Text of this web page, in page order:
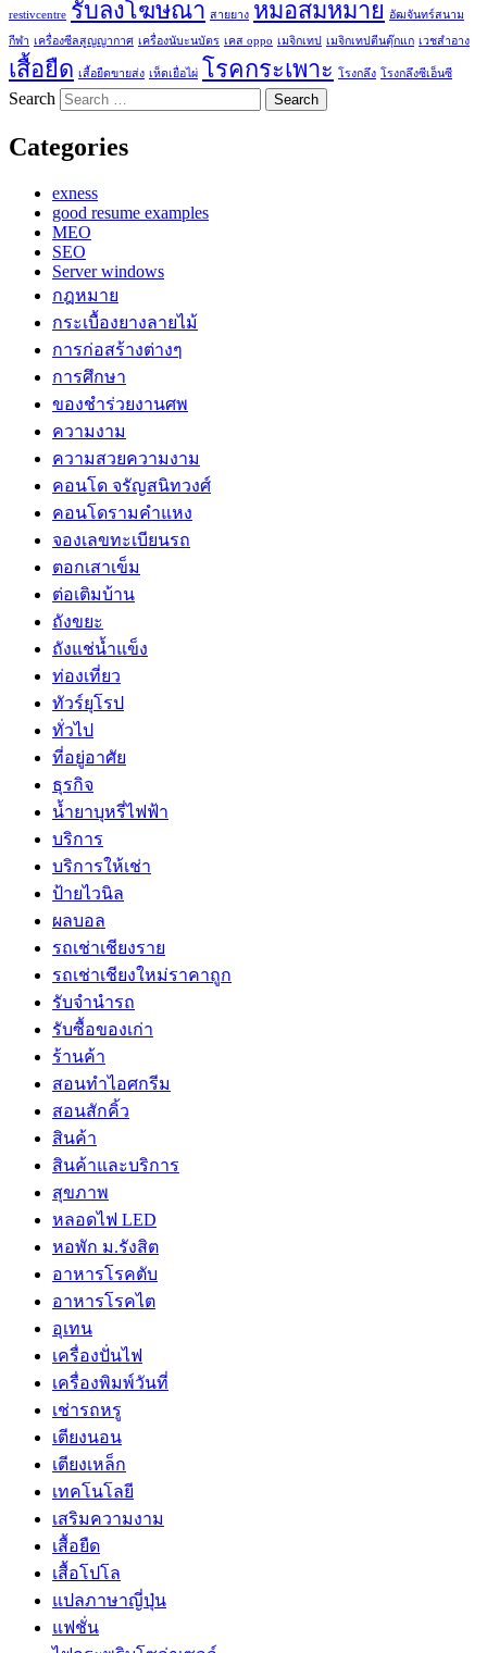
restivcentre รับลงโฆษณา สายยาง หมอสมหมาย อัฒจันทร์สนาม
กีฬา เครื่องซีลสูญญากาศ เครื่องนับะนบัตร เคส oppo เมจิกเทป เมจิกเทปตีนตุ๊กแก เวชสำอาง
เสื้อยืด เสื้อยืดขายส่ง เห็ดเยื่อไผ่ โรคกระเพาะ โรงกลึง โรงกลึงซีเอ็นซี
Search
Categories
exness
good resume examples
MEO
SEO
Server windows
กฎหมาย
กระเบื้องยางลายไม้
การก่อสร้างต่างๆ
การศึกษา
ของชำร่วยงานศพ
ความงาม
ความสวยความงาม
คอนโด จรัญสนิทวงศ์
คอนโดรามคำแหง
จองเลขทะเบียนรถ
ตอกเสาเข็ม
ต่อเติมบ้าน
ถังขยะ
ถังแช่น้ำแข็ง
ท่องเที่ยว
ทัวร์ยุโรป
ทั่วไป
ที่อยู่อาศัย
ธุรกิจ
น้ำยาบุหรี่ไฟฟ้า
บริการ
บริการให้เช่า
ป้ายไวนิล
ผลบอล
รถเช่าเชียงราย
รถเช่าเชียงใหม่ราคาถูก
รับจำนำรถ
รับซื้อของเก่า
ร้านค้า
สอนทำไอศกรีม
สอนสักคิ้ว
สินค้า
สินค้าและบริการ
สุขภาพ
หลอดไฟ LED
หอพัก ม.รังสิต
อาหารโรคตับ
อาหารโรคไต
อุเทน
เครื่องปั่นไฟ
เครื่องพิมพ์วันที่
เช่ารถหรู
เตียงนอน
เตียงเหล็ก
เทคโนโลยี
เสริมความงาม
เสื้อยืด
เสื้อโปโล
แปลภาษาญี่ปุ่น
แฟชั่น